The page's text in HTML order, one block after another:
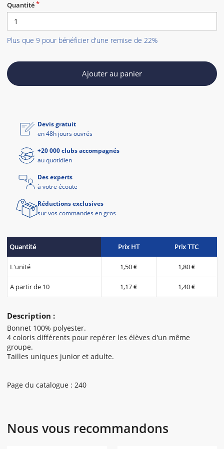
Quantité
Plus que 9 pour bénéficier d'une remise de 22%
Ajouter au panier
Description :
Bonnet 100% polyester.
4 coloris différents pour repérer les élèves d'un même
groupe.
Tailles uniques junior et adulte.
Page du catalogue : 240
Devis gratuit
en 48h jours ouvrés
+20 000 clubs accompagnés
au quotidien
Des experts
à votre écoute
Réductions exclusives
sur vos commandes en gros
Quantité Prix HT Prix TTC
L'unité 1,50 € 1,80 €
A partir de 10 1,17 € 1,40 €
Nous vous recommandons